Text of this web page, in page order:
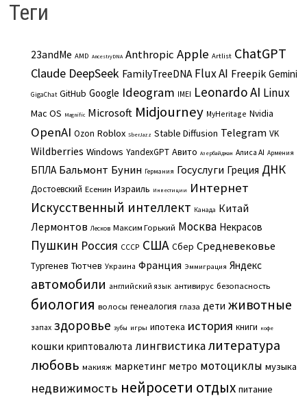
Теги
23andMe AMD AncestryDNA Anthropic Apple Artlist ChatGPT
Claude DeepSeek FamilyTreeDNA Flux AI Freepik Gemini
GigaChat GitHub Google Ideogram IMEI Leonardo AI Linux
Mac OS Magnific Microsoft Midjourney MyHeritage Nvidia
OpenAI Ozon Roblox SberJazz Stable Diffusion Telegram VK
Wildberries Windows YandexGPT Авито Азербайджан Алиса AI Армения
БПЛА Бальмонт Бунин Германия Госуслуги Греция ДНК
Достоевский Есенин Израиль Инвестиции Интернет
Искусственный интеллект Канада Китай
Лермонтов Лесков Максим Горький Москва Некрасов
Пушкин Россия СССР США Сбер Средневековье
Тургенев Тютчев Украина Франция Эммиграция Яндекс
автомобили английский язык антивирус безопасность
биология волосы генеалогия глаза дети животные
запах здоровье зубы игры ипотека история книги кофе
кошки криптовалюта лингвистикалитература
любовь макияж маркетинг метро мотоциклы музыка
недвижимость нейросети отдых питание